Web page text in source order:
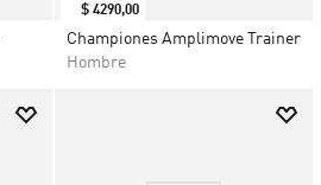
$ 4290,00
Championes Amplimove Trainer
Hombre